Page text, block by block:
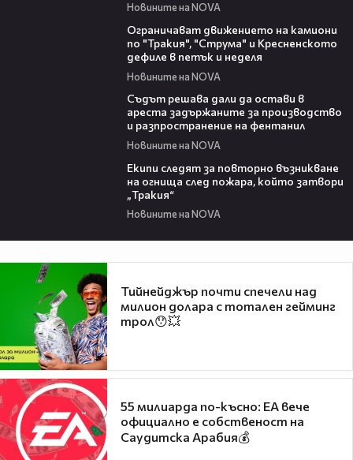
Новините на NOVA
Ограничават движението на камиони
по "Тракия", "Струма" и Кресненското
дефиле в петък и неделя
Новините на NOVA
Съдът решава дали да остави в
ареста задържаните за производство
и разпространение на фентанил
Новините на NOVA
Екипи следят за повторно възникване
на огнища след пожара, който затвори
„Тракия“
Новините на NOVA
Тийнейджър почти спечели над
милион долара с тотален гейминг
трол😯💥
55 милиарда по-късно: EA вече
официално е собственост на
Саудитска Арабия💰